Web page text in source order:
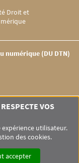
Droit et
numérique (DU DTN)
GLOSSAIRE
VOS
utilisateur.
des cookies.
accepter